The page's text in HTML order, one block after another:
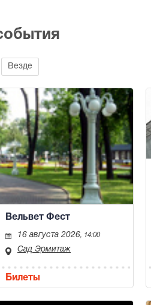
Везде
Вельвет Фест
16 августа 2026, 14:00
Сад Эрмитаж
Билеты